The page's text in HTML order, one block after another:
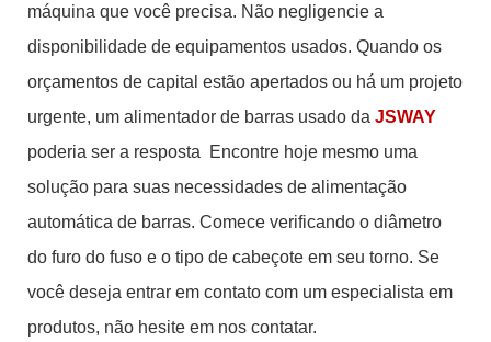
máquina que você precisa. Não negligencie a
disponibilidade de equipamentos usados. Quando os
orçamentos de capital estão apertados ou há um projeto
urgente, um alimentador de barras usado da JSWAY
poderia ser a resposta
Encontre hoje mesmo uma
solução para suas necessidades de alimentação
automática de barras. Comece verificando o diâmetro
do furo do fuso e o tipo de cabeçote em seu torno. Se
você deseja entrar em contato com um especialista em
produtos, não hesite em nos contatar.